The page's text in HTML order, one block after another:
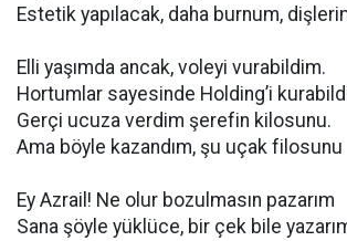
Estetik yapılacak, daha burnum,
Elli yaşımda ancak, voleyi vurabildim.
Hortumlar sayesinde Holding’i
Gerçi ucuza verdim şerefin kilosunu.
Ama böyle kazandım, şu uçak filosunu
Ey Azrail! Ne olur bozulmasın pazarım
Sana şöyle yüklüce, bir çek bile